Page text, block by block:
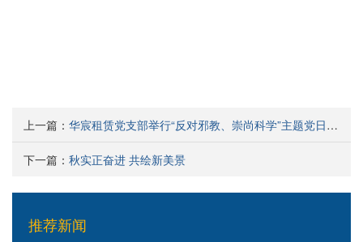
上一篇： 华宸租赁党支部举行“反对邪教、崇尚科学”主题党日活动
下一篇： 秋实正奋进 共绘新美景
推荐新闻